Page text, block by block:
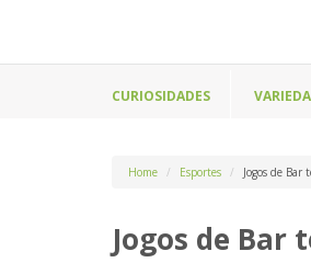
CURIOSIDADES
Home Esportes Jogos de
Jogos de